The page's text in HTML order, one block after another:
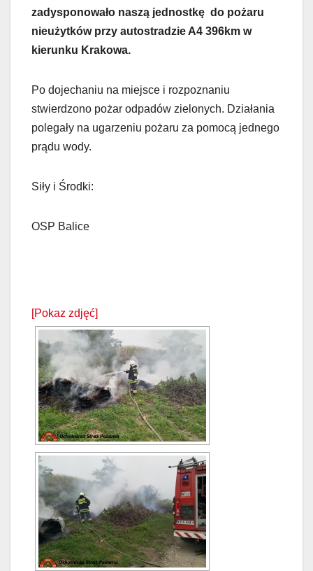
zadysponowało naszą jednostkę do pożaru
nieużytków przy autostradzie A4 396km w
kierunku Krakowa.
Po dojechaniu na miejsce i rozpoznaniu
stwierdzono pożar odpadów zielonych. Działania
polegały na ugarzeniu pożaru za pomocą jednego
prądu wody.
Siły i Środki:
OSP Balice
[Pokaz zdjęć]